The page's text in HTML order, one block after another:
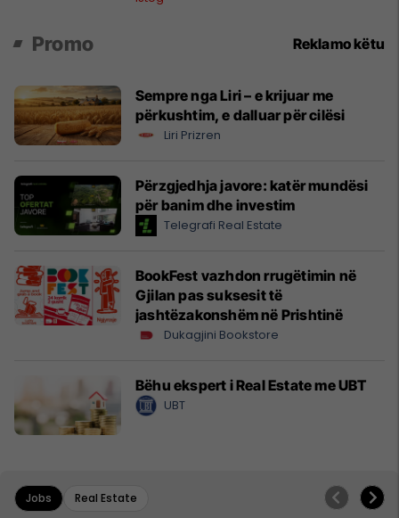
Promo Reklamo këtu
Sempre nga Liri – e krijuar me
përkushtim, e dalluar për cilësi
Liri Prizren
Përzgjedhja javore: katër mundësi
për banim dhe investim
Telegrafi Real Estate
BookFest vazhdon rrugëtimin në
Gjilan pas suksesit të
jashtëzakonshëm në Prishtinë
Dukagjini Bookstore
Bëhu ekspert i Real Estate me UBT
UBT
Jobs Real Estate